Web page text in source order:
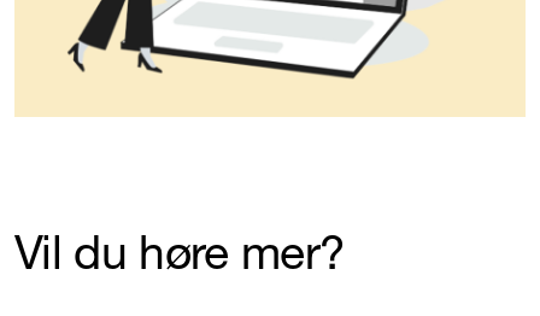
Vil du høre mer?